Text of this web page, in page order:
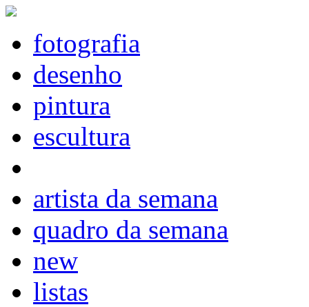
fotografia
desenho
pintura
escultura
artista da semana
quadro da semana
new
listas